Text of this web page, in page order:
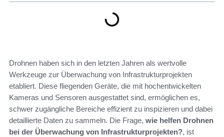
Drohnen haben sich in den letzten Jahren als wertvolle
Werkzeuge zur Überwachung von Infrastrukturprojekten
etabliert. Diese fliegenden Geräte, die mit hochentwickelten
Kameras und Sensoren ausgestattet sind, ermöglichen es,
schwer zugängliche Bereiche effizient zu inspizieren und dabei
detaillierte Daten zu sammeln. Die Frage, wie helfen Drohnen
bei der Überwachung von Infrastrukturprojekten?, ist